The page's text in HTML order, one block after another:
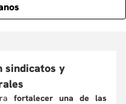
sindicatos y
fortalecer una de las